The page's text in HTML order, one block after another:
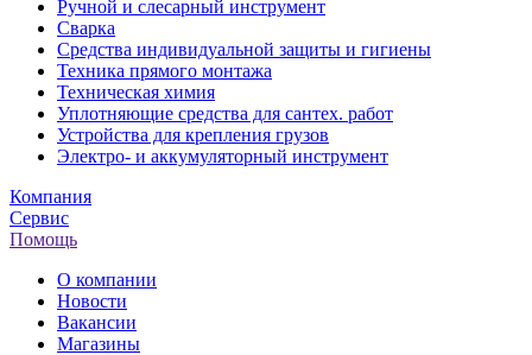
Ручной и слесарный инструмент
Сварка
Средства индивидуальной защиты и гигиены
Техника прямого монтажа
Техническая химия
Уплотняющие средства для сантех. работ
Устройства для крепления грузов
Электро- и аккумуляторный инструмент
Компания
Сервис
Помощь
О компании
Новости
Вакансии
Магазины